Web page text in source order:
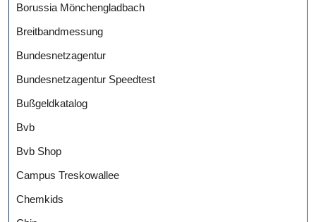
Borussia Mönchengladbach
Breitbandmessung
Bundesnetzagentur
Bundesnetzagentur Speedtest
Bußgeldkatalog
Bvb
Bvb Shop
Campus Treskowallee
Chemkids